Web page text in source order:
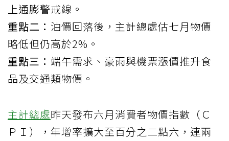
上通膨警戒線。
重點二： 油價回落後，主計總處估七月物價
略低但仍高於2%。
重點三： 端午需求、豪雨與機票漲價推升食
品及交通類物價。
主計總處昨天發布六月消費者物價指數（Ｃ
ＰＩ），年增率擴大至百分之二點六，連兩